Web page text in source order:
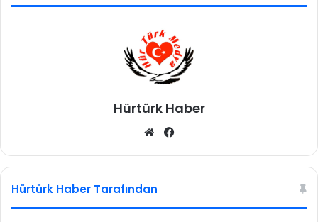
Hürtürk Haber
We
sit bo
Hürtürk Haber Tarafından